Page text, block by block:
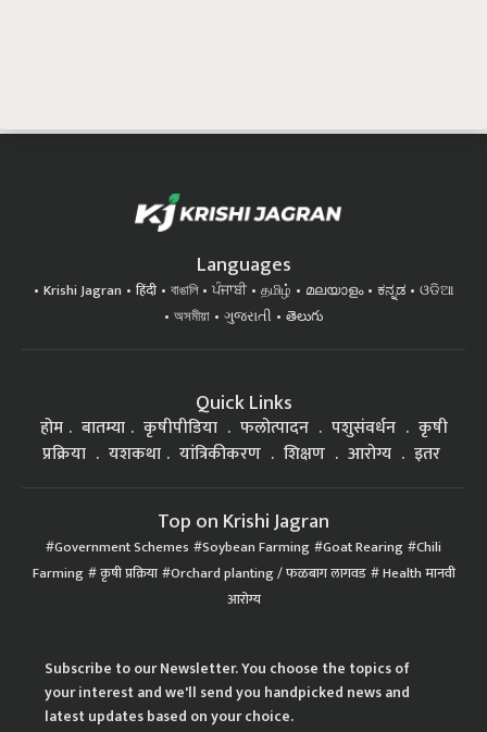
Languages
Krishi Jagran हिंदी বাঙালি ਪੰਜਾਬੀ தமிழ் മലയാളം ಕನ್ನಡ
ଓଡିଆ
অসমীয়া
ગુજરાતી తెలుగు
Quick Links
होम बातम्या कृषीपीडिया फलोत्पादन पशुसंवर्धन
कृषी
प्रक्रिया
यशकथा यांत्रिकीकरण शिक्षण आरोग्य इतर
Top on Krishi Jagran
Government Schemes Soybean Farming Goat Rearing Chili
Farming कृषी प्रक्रिया Orchard planting / फळबाग लागवड Health मानवी
आरोग्य
Subscribe to our Newsletter. You choose the topics of
your interest and we'll send you handpicked news and
latest updates based on your choice.